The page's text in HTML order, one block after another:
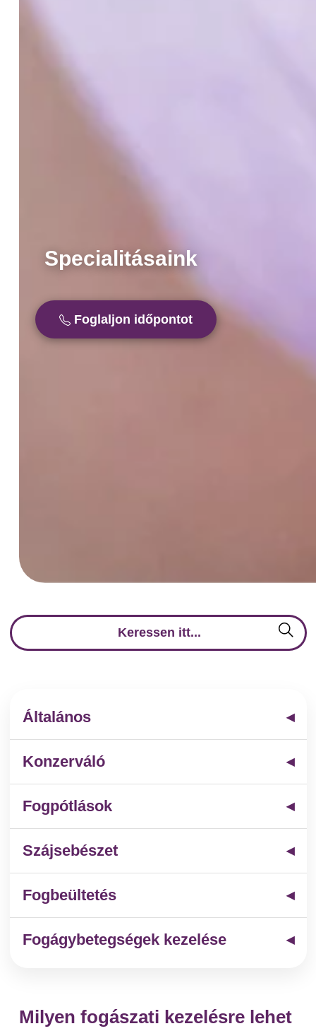
Specialitásaink
Foglaljon időpontot
Általános
Konzerváló
Fogpótlások
Szájsebészet
Fogbeültetés
Fogágybetegségek kezelése
Milyen fogászati kezelésre lehet